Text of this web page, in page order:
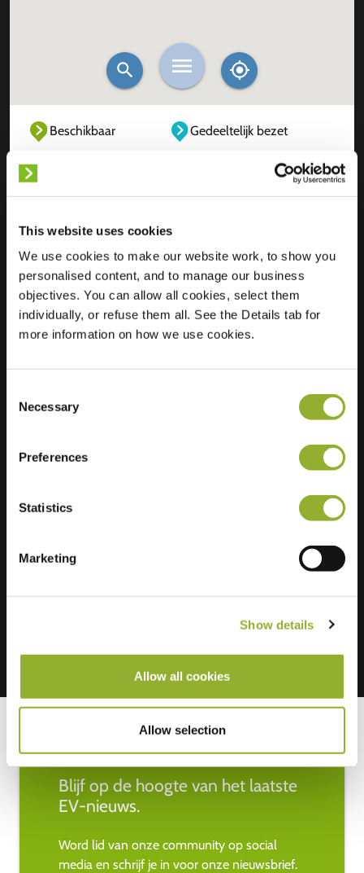
This website uses cookies
We use cookies to make our website work, to show you
personalised content, and to manage our business
objectives. You can allow all cookies, select them
individually, or refuse them all. See the Details tab for
more information on how we use cookies.
Selection
Necessary
Preferences
Statistics
Marketing
Show details
Allow all cookies
Allow selection
Beschikbaar
Gedeeltelijk bezet
Locatie
Kattevennen 12
3600 Genk
België
Regular Charging
Extra informatie
Blijf op de hoogte van het laatste
EV-nieuws.
Word lid van onze community op social
media en schrijf je in voor onze nieuwsbrief.